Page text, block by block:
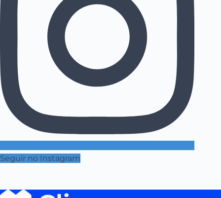
Seguir no Instagram